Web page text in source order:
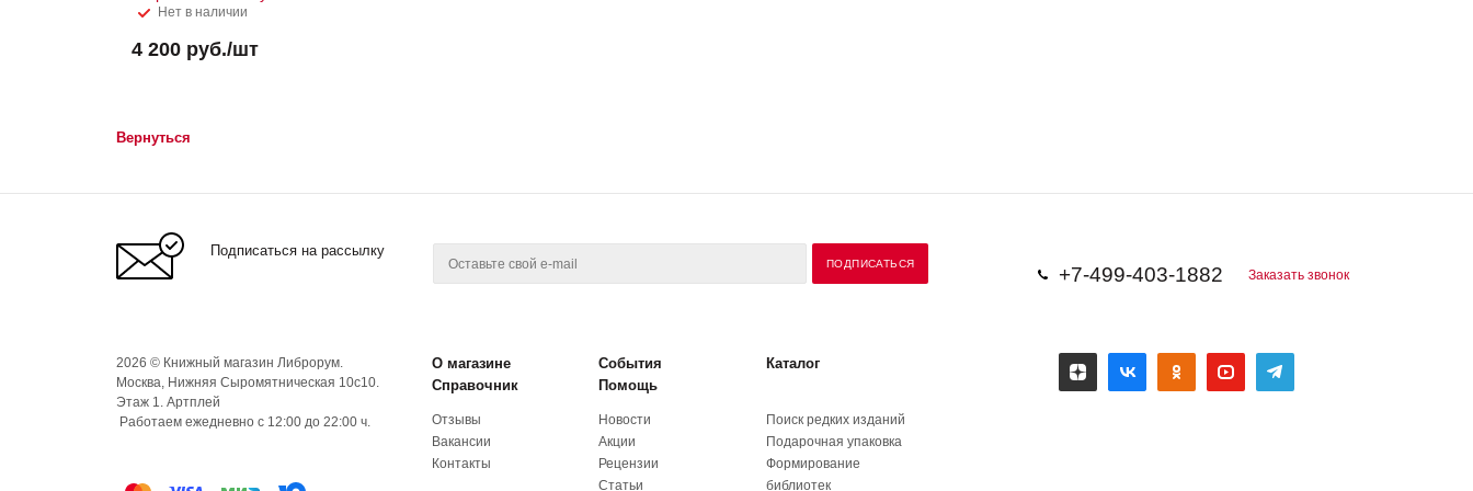
Нет в наличии
4 200 руб./шт
Вернуться
Подписаться на рассылку
+7-499-403-1882 Заказать звонок
2026 © Книжный магазин Либрорум.
Москва, Нижняя Сыромятническая 10с10.
Этаж 1. Артплей
Работаем ежедневно с 12:00 до 22:00 ч.
О магазине События
Каталог
Справочник
Помощь
Отзывы
Вакансии
Контакты
Новости
Акции
Рецензии
Статьи
Поиск редких изданий
Подарочная упаковка
Формирование
библиотек